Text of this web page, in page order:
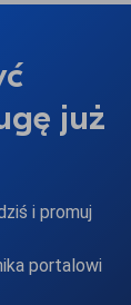
już
i promuj
portalowi